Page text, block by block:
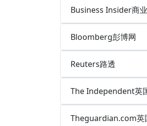
Business Insider商
Bloomberg彭博网
Reuters路透
The Independent英
Theguardian.com英